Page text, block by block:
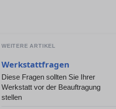
WEITERE ARTIKEL
Werkstattfragen
Diese Fragen sollten Sie Ihrer
Werkstatt vor der Beauftragung
stellen